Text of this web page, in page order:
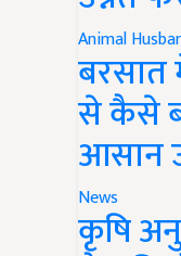
Animal
बरसात
से कैसे
आसान
News
कृषि